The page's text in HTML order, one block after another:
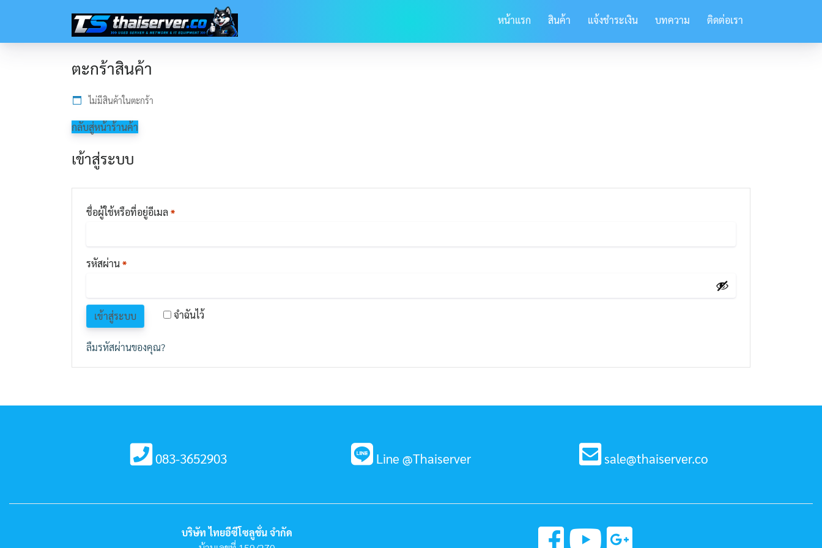
หน้าแรก สินค้า แจ้งชำระเงิน บทความ ติดต่อเรา
ตะกร้าสินค้า
ไม่มีสินค้าในตะกร้า
กลับสู่หน้าร้านค้า
เข้าสู่ระบบ
ชื่อผู้ใช้หรือที่อยู่อีเมล *ต้องการ
รหัสผ่าน*ต้องการ
จำฉันไว้
เข้าสู่ระบบ
ลืมรหัสผ่านของคุณ?
083-3652903 Line @Thaiserver sale@thaiserver.co
บริษัท ไทยอีซีโซลูชั่น จำกัด